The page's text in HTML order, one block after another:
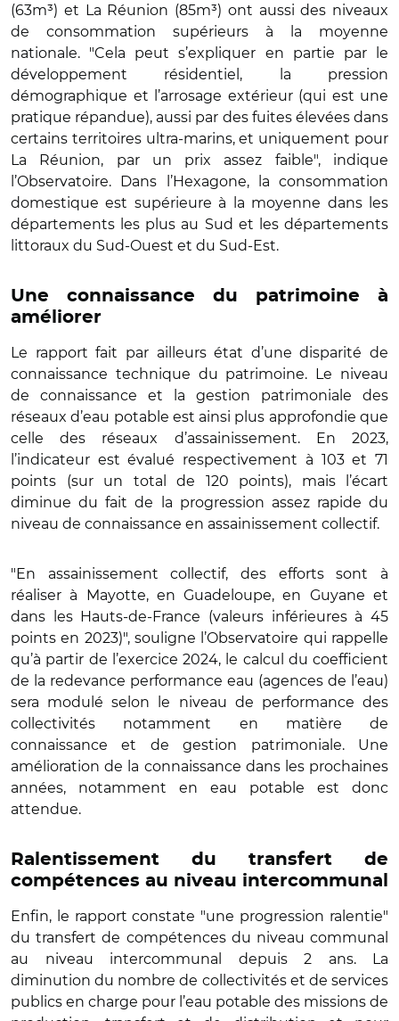
(63m³) et La Réunion (85m³) ont aussi des niveaux
de consommation supérieurs à la moyenne
nationale. "Cela peut s’expliquer en partie par le
développement résidentiel, la pression
démographique et l’arrosage extérieur (qui est une
pratique répandue), aussi par des fuites élevées dans
certains territoires ultra-marins, et uniquement pour
La Réunion, par un prix assez faible", indique
l’Observatoire. Dans l’Hexagone, la consommation
domestique est supérieure à la moyenne dans les
départements les plus au Sud et les départements
littoraux du Sud-Ouest et du Sud-Est.
Une connaissance du patrimoine à
améliorer
Le rapport fait par ailleurs état d’une disparité de
connaissance technique du patrimoine. Le niveau
de connaissance et la gestion patrimoniale des
réseaux d’eau potable est ainsi plus approfondie que
celle des réseaux d’assainissement. En 2023,
l’indicateur est évalué respectivement à 103 et 71
points (sur un total de 120 points), mais l’écart
diminue du fait de la progression assez rapide du
niveau de connaissance en assainissement collectif.
"En assainissement collectif, des efforts sont à
réaliser à Mayotte, en Guadeloupe, en Guyane et
dans les Hauts-de-France (valeurs inférieures à 45
points en 2023)", souligne l’Observatoire qui rappelle
qu’à partir de l’exercice 2024, le calcul du coefficient
de la redevance performance eau (agences de l’eau)
sera modulé selon le niveau de performance des
collectivités notamment en matière de
connaissance et de gestion patrimoniale. Une
amélioration de la connaissance dans les prochaines
années, notamment en eau potable est donc
attendue.
Ralentissement du transfert de
compétences au niveau intercommunal
Enfin, le rapport constate "une progression ralentie"
du transfert de compétences du niveau communal
au niveau intercommunal depuis 2 ans. La
diminution du nombre de collectivités et de services
publics en charge pour l’eau potable des missions de